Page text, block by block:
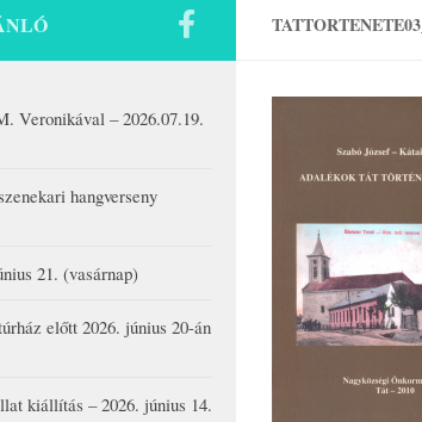
TATTORTENETE03_
Veronikával – 2026.07.19.
hangverseny
21. (vasárnap)
előtt 2026. június 20-án
kiállítás – 2026. június 14.